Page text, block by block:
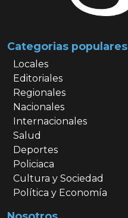
Categorias populares
Locales
Editoriales
Regionales
Nacionales
Internacionales
Salud
Deportes
Policiaca
Cultura y Sociedad
Política y Economía